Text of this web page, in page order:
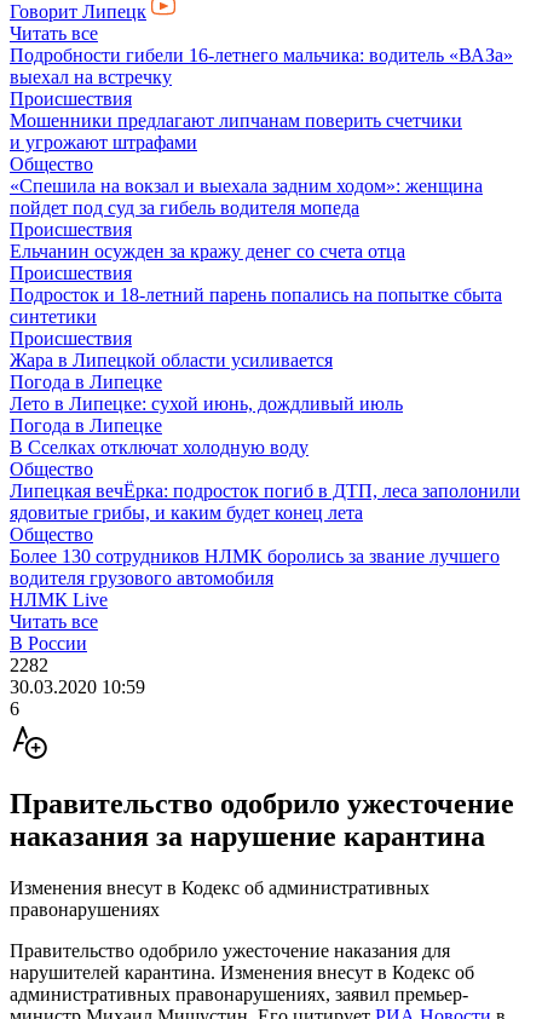
Говорит Липецк
Читать все
Подробности гибели 16-летнего мальчика: водитель «ВАЗа»
выехал на встречку
Происшествия
Мошенники предлагают липчанам поверить счетчики
и угрожают штрафами
Общество
«Спешила на вокзал и выехала задним ходом»: женщина
пойдет под суд за гибель водителя мопеда
Происшествия
Ельчанин осужден за кражу денег со счета отца
Происшествия
Подросток и 18-летний парень попались на попытке сбыта
синтетики
Происшествия
Жара в Липецкой области усиливается
Погода в Липецке
Лето в Липецке: сухой июнь, дождливый июль
Погода в Липецке
В Сселках отключат холодную воду
Общество
Липецкая вечЁрка: подросток погиб в ДТП, леса заполонили
ядовитые грибы, и каким будет конец лета
Общество
Более 130 сотрудников НЛМК боролись за звание лучшего
водителя грузового автомобиля
НЛМК Live
Читать все
В России
2282
30.03.2020 10:59
6
Правительство одобрило ужесточение
наказания за нарушение карантина
Изменения внесут в Кодекс об административных
правонарушениях
Правительство одобрило ужесточение наказания для
нарушителей карантина. Изменения внесут в Кодекс об
административных правонарушениях, заявил премьер-